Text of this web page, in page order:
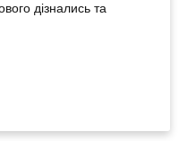
дізнались та